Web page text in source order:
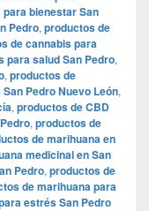
bienestar San
Pedro, productos de
de cannabis para
para salud San Pedro,
, productos de
Pedro Nuevo León,
, productos de CBD
, productos de
de marihuana en
medicinal en San
Pedro, productos de
de marihuana para
estrés San Pedro